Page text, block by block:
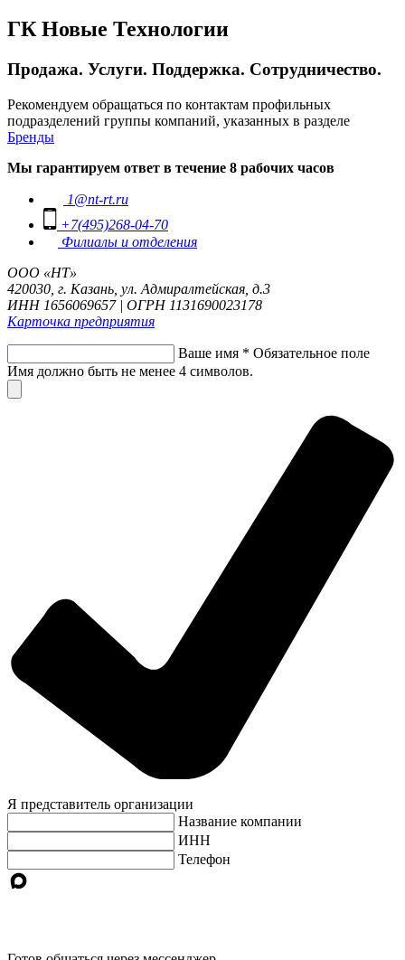
ГК Новые Технологии
Продажа. Услуги. Поддержка. Сотрудничество.
Рекомендуем обращаться по контактам профильных
подразделений группы компаний, указанных в разделе
Бренды
Мы гарантируем ответ в течение 8 рабочих часов
1@nt-rt.ru
+7(495)268-04-70
Филиалы и отделения
ООО «НТ»
420030, г. Казань, ул. Адмиралтейская, д.3
ИНН 1656069657 | ОГРН 1131690023178
Карточка предприятия
Ваше имя * Обязательное поле
Имя должно быть не менее 4 символов.
Я представитель организации
Название компании
ИНН
Телефон